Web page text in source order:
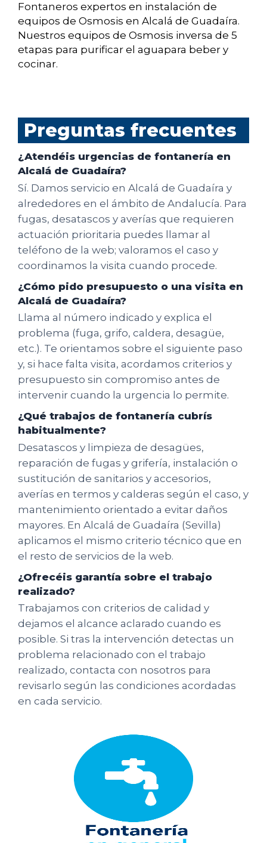
Fontaneros expertos en instalación de
equipos de Osmosis en Alcalá de Guadaíra.
Nuestros equipos de Osmosis inversa de 5
etapas para purificar el aguapara beber y
cocinar.
Preguntas frecuentes
¿Atendéis urgencias de fontanería en
Alcalá de Guadaíra?
Sí. Damos servicio en Alcalá de Guadaíra y
alrededores en el ámbito de Andalucía. Para
fugas, desatascos y averías que requieren
actuación prioritaria puedes llamar al
teléfono de la web; valoramos el caso y
coordinamos la visita cuando procede.
¿Cómo pido presupuesto o una visita en
Alcalá de Guadaíra?
Llama al número indicado y explica el
problema (fuga, grifo, caldera, desagüe,
etc.). Te orientamos sobre el siguiente paso
y, si hace falta visita, acordamos criterios y
presupuesto sin compromiso antes de
intervenir cuando la urgencia lo permite.
¿Qué trabajos de fontanería cubrís
habitualmente?
Desatascos y limpieza de desagües,
reparación de fugas y grifería, instalación o
sustitución de sanitarios y accesorios,
averías en termos y calderas según el caso, y
mantenimiento orientado a evitar daños
mayores. En Alcalá de Guadaíra (Sevilla)
aplicamos el mismo criterio técnico que en
el resto de servicios de la web.
¿Ofrecéis garantía sobre el trabajo
realizado?
Trabajamos con criterios de calidad y
dejamos el alcance aclarado cuando es
posible. Si tras la intervención detectas un
problema relacionado con el trabajo
realizado, contacta con nosotros para
revisarlo según las condiciones acordadas
en cada servicio.